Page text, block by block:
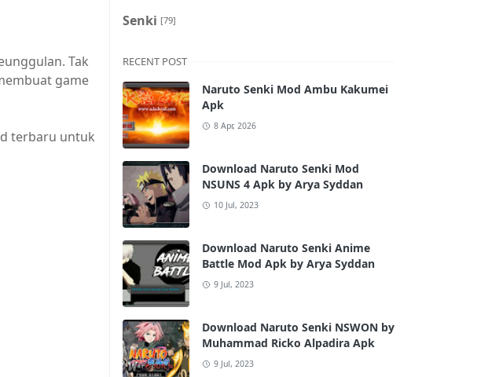
Tak
game
terbaru untuk
Senki [79]
RECENT POST
Naruto Senki Mod Ambu Kakumei
Apk
8 Apr, 2026
Download Naruto Senki Mod
NSUNS 4 Apk by Arya Syddan
10 Jul, 2023
Download Naruto Senki Anime
Battle Mod Apk by Arya Syddan
9 Jul, 2023
Download Naruto Senki NSWON by
Muhammad Ricko Alpadira Apk
9 Jul, 2023